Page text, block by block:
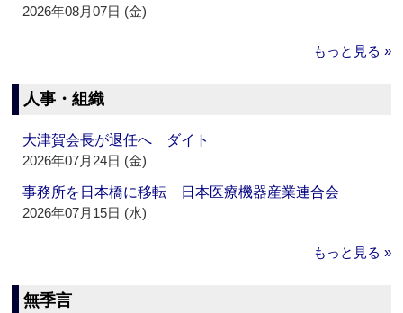
2026年08月07日 (金)
もっと見る »
人事・組織
大津賀会長が退任へ ダイト
2026年07月24日 (金)
事務所を日本橋に移転 日本医療機器産業連合会
2026年07月15日 (水)
もっと見る »
無季言